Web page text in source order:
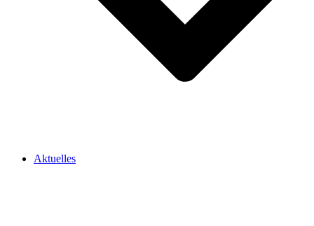
Aktuelles